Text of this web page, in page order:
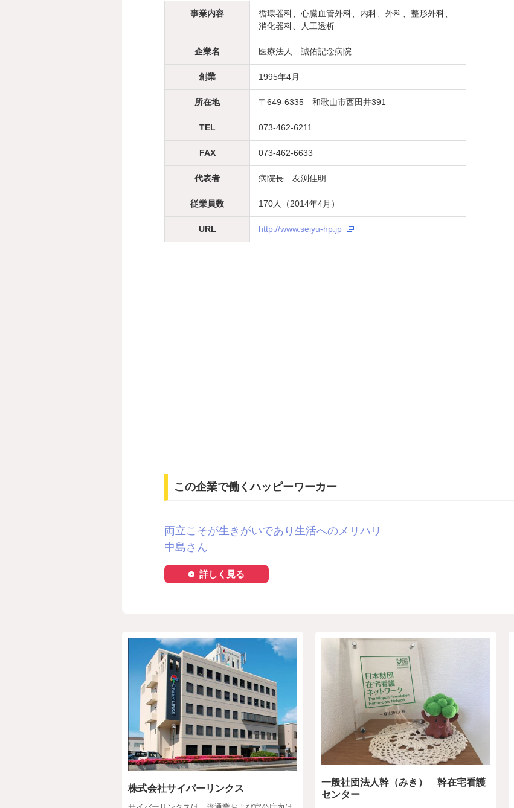
事業内容
循環器科、心臓血管外科、内科、外科、整形外科、
消化器科、人工透析
企業名 医療法人 誠佑記念病院
創業 1995年4月
所在地 〒649-6335 和歌山市西田井391
TEL 073-462-6211
FAX 073-462-6633
代表者 病院長 友渕佳明
従業員数 170人（2014年4月）
URL http://www.seiyu-hp.jp
この企業で働くハッピーワーカー
両立こそが生きがいであり生活へのメリハリ
中島さん
詳しく見る
株式会社サイバーリンクス
一般社団法人幹（みき） 幹在宅看護
センター